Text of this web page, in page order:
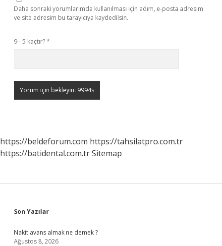
Daha sonraki yorumlarımda kullanılması için adım, e-posta adresim
ve site adresim bu tarayıcıya kaydedilsin.
9 - 5 kaçtır?*
https://beldeforum.com https://tahsilatpro.com.tr
https://batidental.com.trSitemap
Sidebar
Son Yazılar
Nakit avans almak ne demek ?
Ağustos 8, 2026